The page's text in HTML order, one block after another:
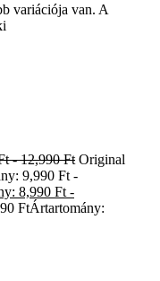
variációja van. A
- 12,990 Ft Original
9,990 Ft -
8,990 Ft -
FtÁrtartomány: